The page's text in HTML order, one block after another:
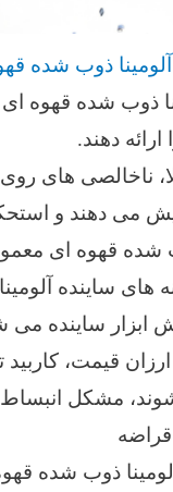
آلومینا ذوب شده
ذوب شده قهوه
دهند.
ناخالصی
می دهند و
های ساینده
ابزار ساینده می
قیمت، کاربید
مشکل انبساط